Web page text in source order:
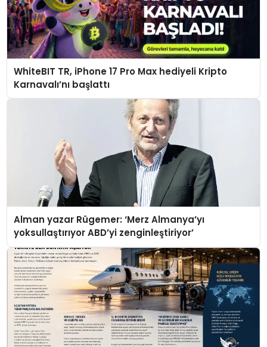
WhiteBIT TR, iPhone 17 Pro Max hediyeli Kripto
Karnavalı’nı başlattı
Alman yazar Rügemer: ‘Merz Almanya’yı
yoksullaştırıyor ABD’yi zenginleştiriyor’